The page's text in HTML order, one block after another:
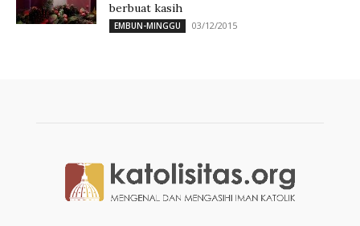
berbuat kasih
EMBUN-MINGGU 03/12/2015